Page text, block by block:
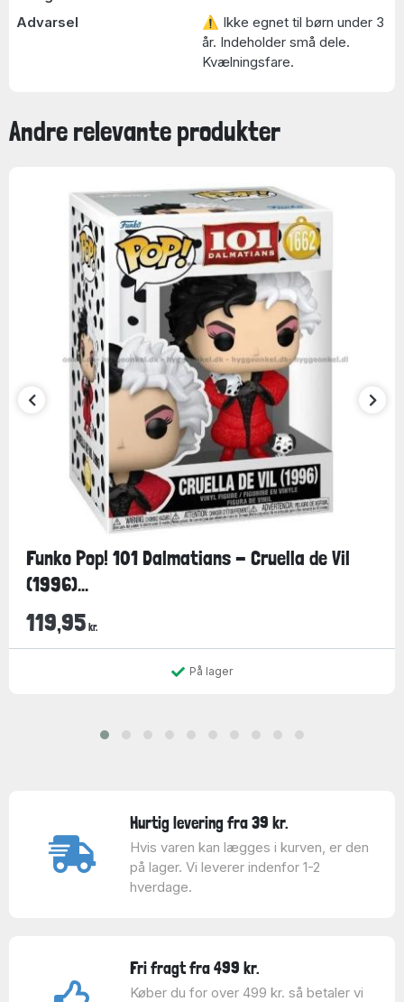
Advarsel
⚠ Ikke egnet til børn under 3
år. Indeholder små dele.
Kvælningsfare.
Andre relevante produkter
Funko Pop! 101 Dalmatians - Cruella de Vil
(1996)...
119,95 kr.
På lager
Hurtig levering fra 39 kr.
Hvis varen kan lægges i kurven, er den
på lager. Vi leverer indenfor 1-2
hverdage.
Fri fragt fra 499 kr.
Køber du for over 499 kr. så betaler vi